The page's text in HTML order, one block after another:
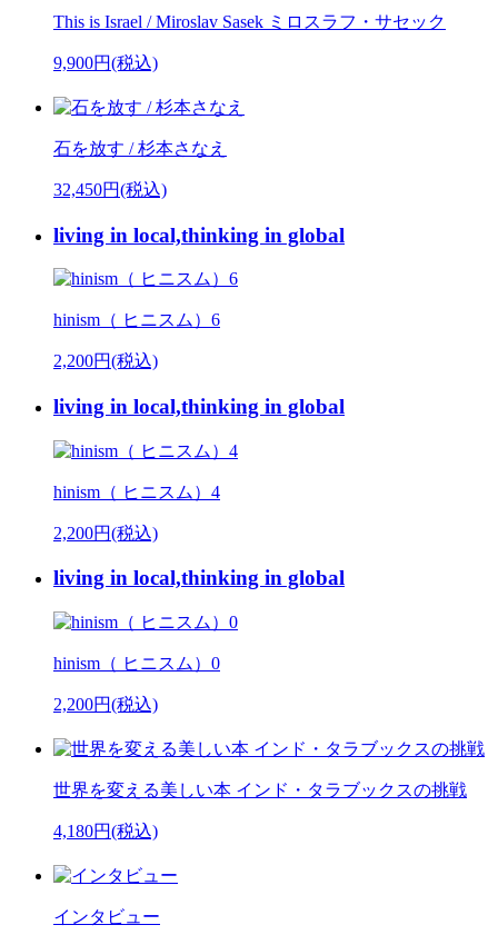
This is Israel / Miroslav Sasek ミロスラフ・サセック
9,900円(税込)
石を放す / 杉本さなえ
32,450円(税込)
living in local,thinking in global
hinism（ ヒニスム）6
2,200円(税込)
living in local,thinking in global
hinism（ ヒニスム）4
2,200円(税込)
living in local,thinking in global
hinism（ ヒニスム）0
2,200円(税込)
世界を変える美しい本 インド・タラブックスの挑戦
4,180円(税込)
インタビュー